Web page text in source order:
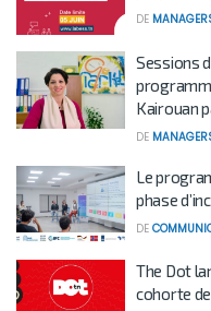
DE
Sessions
Kairouan
DE
Le
phase
DE
The Dot
cohorte